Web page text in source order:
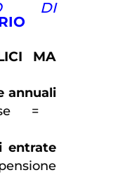
DI
MA
annuali
=
entrate